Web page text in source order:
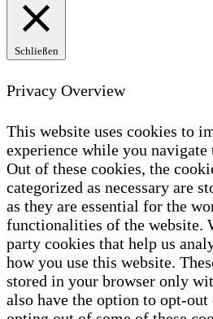
Schließen
Privacy Overview
This website uses cookies to
experience while you navigate
Out of these cookies, the
categorized as necessary are
as they are essential for the
functionalities of the website.
party cookies that help us
how you use this website.
stored in your browser only
also have the option to opt-